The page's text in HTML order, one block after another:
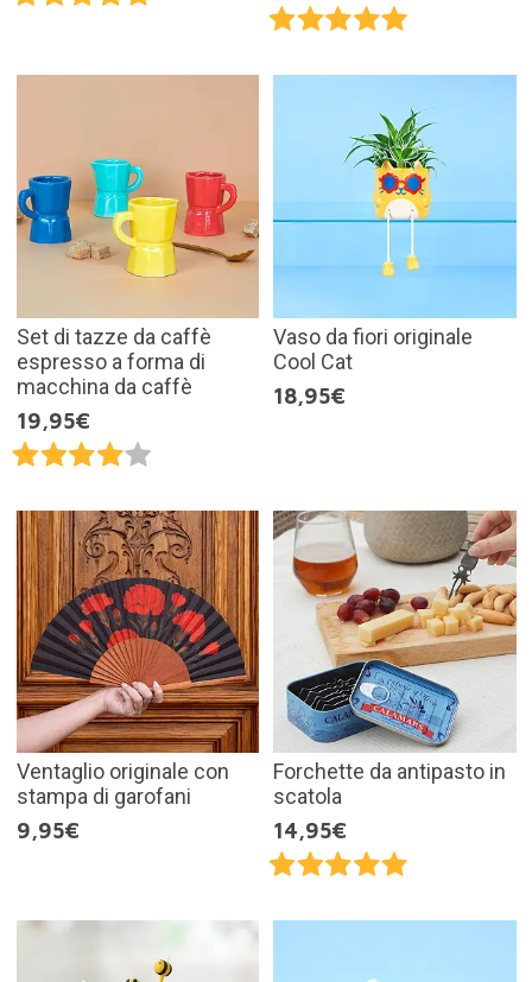
Set di tazze da caffè
espresso a forma di
macchina da caffè
19,95€
Vaso da fiori originale
Cool Cat
18,95€
Ventaglio originale con
stampa di garofani
9,95€
Forchette da antipasto in
scatola
14,95€